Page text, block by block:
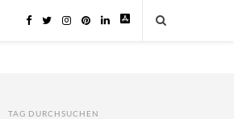
TAG DURCHSUCHEN